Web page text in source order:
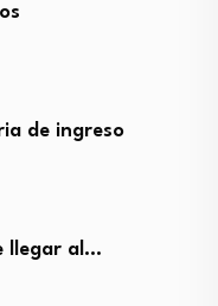
de ingreso
llegar al…